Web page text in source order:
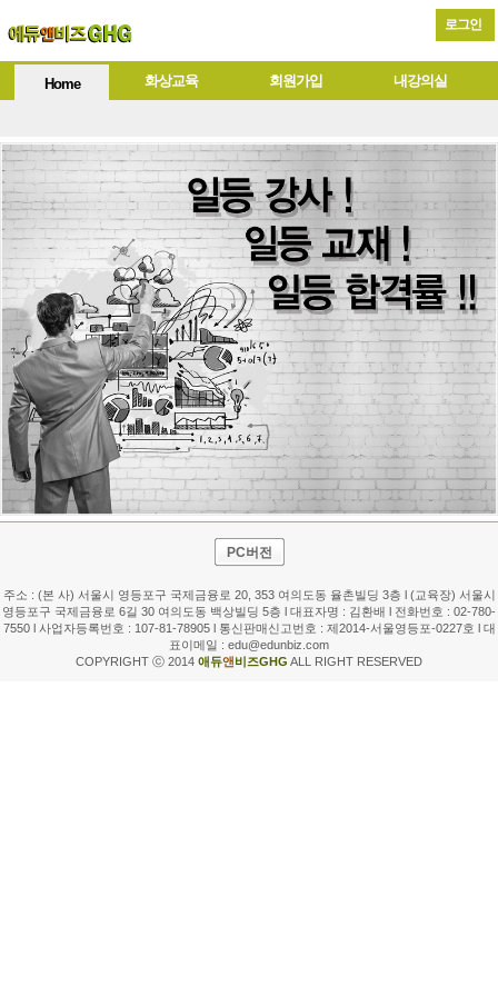
로그인
Home 화상교육 회원가입 내강의실
PC버전
주소 : (본 사) 서울시 영등포구 국제금융로 20, 353 여의도동 율촌빌딩 3층 l (교육장) 서울시
영등포구 국제금융로 6길 30 여의도동 백상빌딩 5층 l 대표자명 : 김환배 l 전화번호 : 02-780-
7550l 사업자등록번호 : 107-81-78905 l 통신판매신고번호 : 제2014-서울영등포-0227호 l 대
표이메일 : edu@edunbiz.com
COPYRIGHT ⓒ 2014 애듀앤비즈GHG ALL RIGHT RESERVED